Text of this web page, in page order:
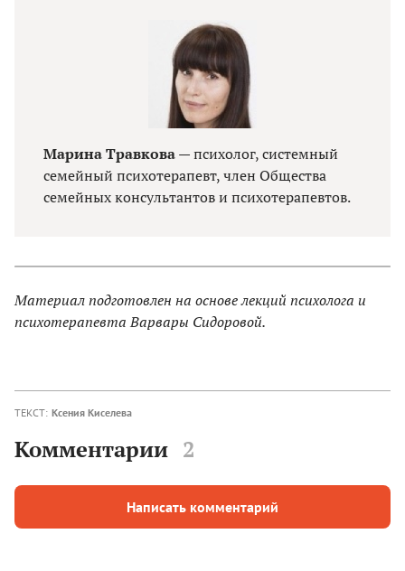
Марина Травкова —психолог, системный
семейный психотерапевт, член Общества
семейных консультантов и психотерапевтов.
Материал подготовлен на основе лекций психолога и
психотерапевта Варвары Сидоровой.
ТЕКСТ: Ксения Киселева
Комментарии 2
Написать комментарий